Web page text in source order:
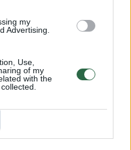
my
Advertising.
Use,
of my
with the
vyras –
pilietis.
mirties
ar vaizdo
su kitais lrytas.lt